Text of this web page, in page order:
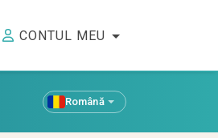
CONTUL MEU
Română